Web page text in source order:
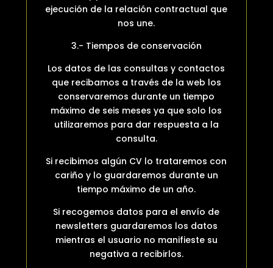
ejecución de la relación contractual que
nos une.
3.- Tiempos de conservación
Los datos de las consultas y contactos
que recibamos a través de la web los
conservaremos durante un tiempo
máximo de seis meses ya que solo los
utilizaremos para dar respuesta a la
consulta.
Si recibimos algún CV lo trataremos con
cariño y lo guardaremos durante un
tiempo máximo de un año.
Si recogemos datos para el envío de
newsletters guardaremos los datos
mientras el usuario no manifieste su
negativa a recibirlos.